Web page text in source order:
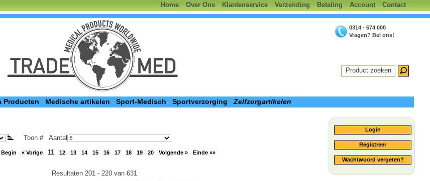
Home Over Ons Klantenservice Verzending Betaling Account Contact
0314 - 674 000
Vragen? Bel ons!
Product zoeken
Producten Medische artikelen Sport-Medisch Sportverzorging Zelfzorgartikelen
Login
Registreer
Wachtwoord vergeten?
Toon # Aantal
Begin « Vorige 11 12 13 14 15 16 17 18 19 20 Volgende » Einde »»
Resultaten 201 - 220 van 631